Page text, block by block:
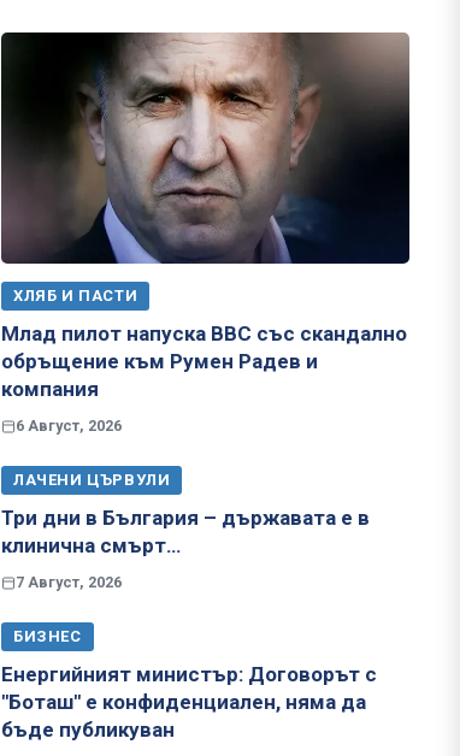
ХЛЯБ И ПАСТИ
Млад пилот напуска ВВС със скандално
обръщение към Румен Радев и
компания
6 Август, 2026
ЛАЧЕНИ ЦЪРВУЛИ
Три дни в България – държавата е в
клинична смърт…
7 Август, 2026
БИЗНЕС
Енергийният министър: Договорът с
"Боташ" е конфиденциален, няма да
бъде публикуван